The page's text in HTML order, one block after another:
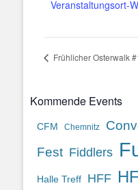
Veranstaltungsort-
Frühlicher Osterwalk
Kommende Events
CFM Chemnitz
Fest Fiddlers
Halle Treff HFF